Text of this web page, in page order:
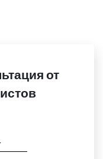
от